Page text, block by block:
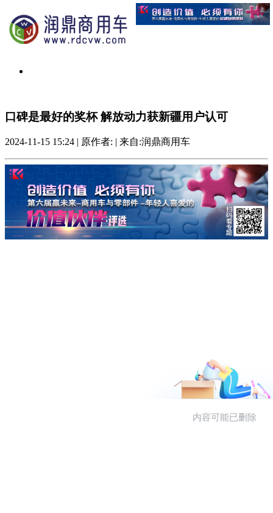
口碑是最好的奖杯 解放动力获新疆用户认可
2024-11-15 15:24 | 原作者: | 来自:润鼎商用车